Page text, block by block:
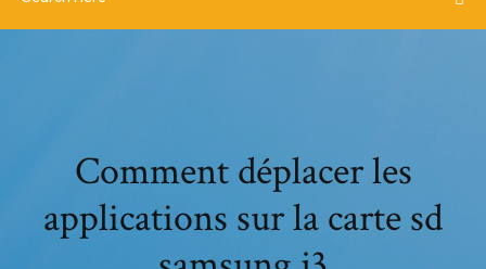
Comment déplacer les
applications sur la carte sd